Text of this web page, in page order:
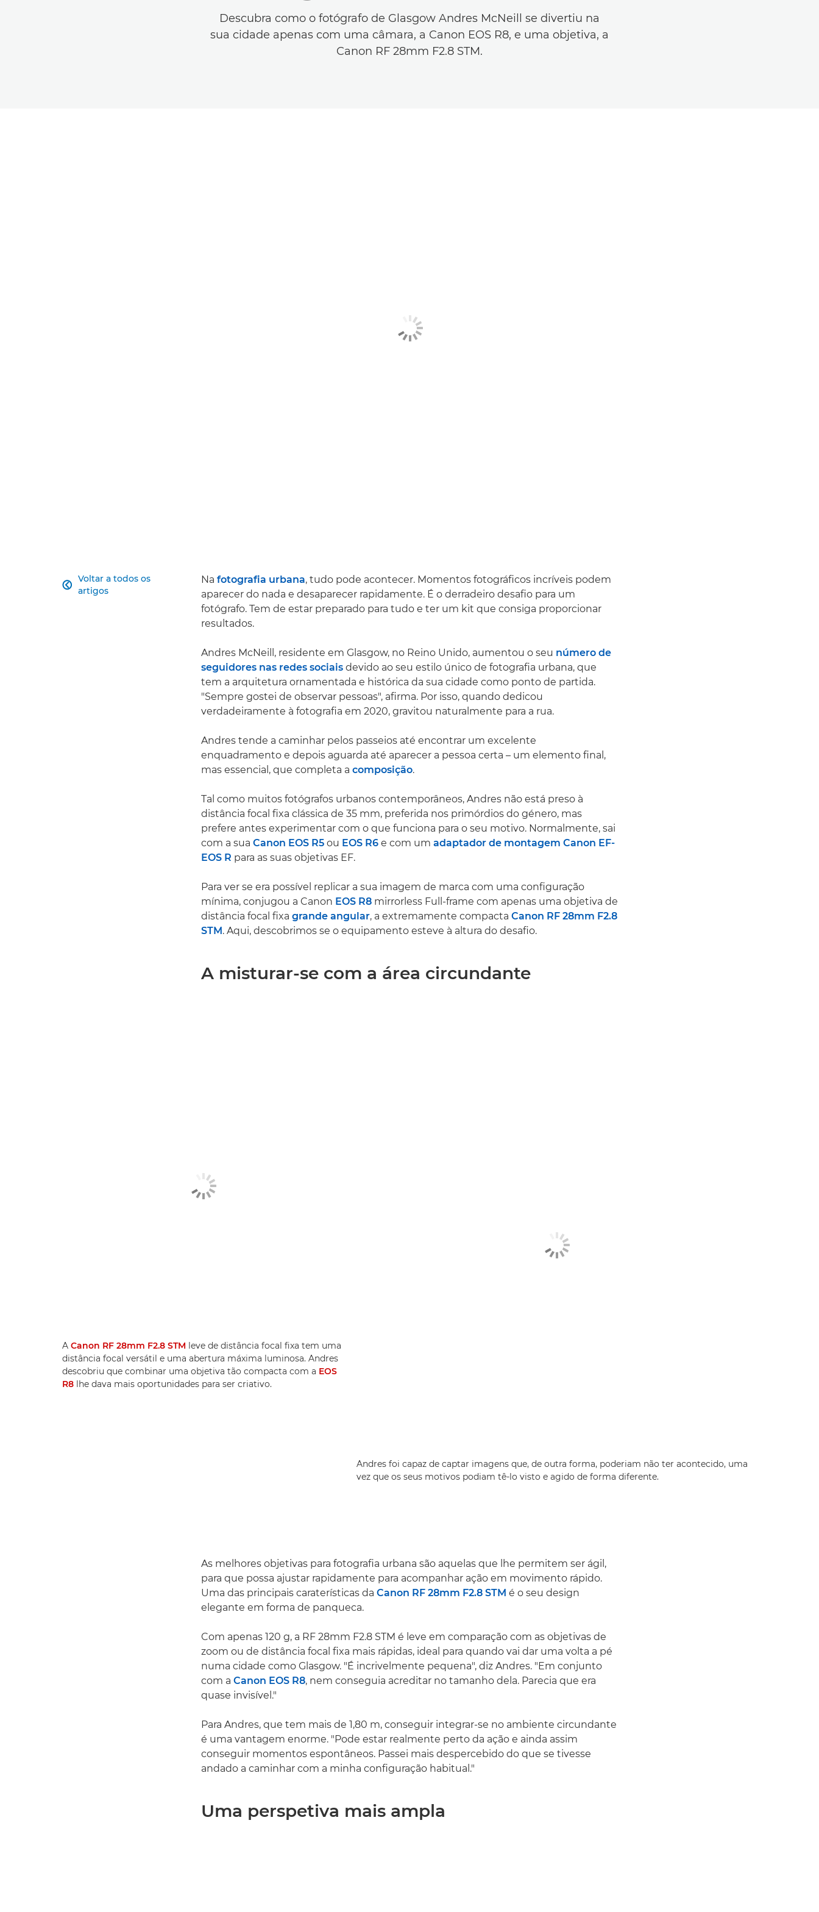
Descubra como o fotógrafo de Glasgow Andres McNeill se divertiu na
sua cidade apenas com uma câmara, a Canon EOS R8, e uma objetiva, a
Canon RF 28mm F2.8 STM.
Voltar a todos os
artigos
 Na fotografia urbana, tudo pode acontecer. Momentos fotográficos incríveis podem
aparecer do nada e desaparecer rapidamente. É o derradeiro desafio para um
fotógrafo. Tem de estar preparado para tudo e ter um kit que consiga proporcionar
resultados.
Andres McNeill, residente em Glasgow, no Reino Unido, aumentou o seu número de
seguidores nas redes sociais devido ao seu estilo único de fotografia urbana, que
tem a arquitetura ornamentada e histórica da sua cidade como ponto de partida.
"Sempre gostei de observar pessoas", afirma. Por isso, quando dedicou
verdadeiramente à fotografia em 2020, gravitou naturalmente para a rua.
Andres tende a caminhar pelos passeios até encontrar um excelente
enquadramento e depois aguarda até aparecer a pessoa certa – um elemento final,
mas essencial, que completa a composição.
Tal como muitos fotógrafos urbanos contemporâneos, Andres não está preso à
distância focal fixa clássica de 35 mm, preferida nos primórdios do género, mas
prefere antes experimentar com o que funciona para o seu motivo. Normalmente, sai
com a sua Canon EOS R5 ou EOS R6 e com um adaptador de montagem Canon EF-
EOS R para as suas objetivas EF.
Para ver se era possível replicar a sua imagem de marca com uma configuração
mínima, conjugou a Canon EOS R8 mirrorless Full-frame com apenas uma objetiva de
distância focal fixa grande angular, a extremamente compacta Canon RF 28mm F2.8
STM . Aqui, descobrimos se o equipamento esteve à altura do desafio.
A misturar-se com a área circundante
A Canon RF 28mm F2.8 STM leve de distância focal fixa tem uma
distância focal versátil e uma abertura máxima luminosa. Andres
descobriu que combinar uma objetiva tão compacta com a EOS
R8 lhe dava mais oportunidades para ser criativo.
Andres foi capaz de captar imagens que, de outra forma, poderiam não ter acontecido, uma
vez que os seus motivos podiam tê-lo visto e agido de forma diferente.
As melhores objetivas para fotografia urbana são aquelas que lhe permitem ser ágil,
para que possa ajustar rapidamente para acompanhar ação em movimento rápido.
Uma das principais caraterísticas da Canon RF 28mm F2.8 STM é o seu design
elegante em forma de panqueca.
Com apenas 120 g, a RF 28mm F2.8 STM é leve em comparação com as objetivas de
zoom ou de distância focal fixa mais rápidas, ideal para quando vai dar uma volta a pé
numa cidade como Glasgow. "É incrivelmente pequena", diz Andres. "Em conjunto
com a Canon EOS R8, nem conseguia acreditar no tamanho dela. Parecia que era
quase invisível."
Para Andres, que tem mais de 1,80 m, conseguir integrar-se no ambiente circundante
é uma vantagem enorme. "Pode estar realmente perto da ação e ainda assim
conseguir momentos espontâneos. Passei mais despercebido do que se tivesse
andado a caminhar com a minha configuração habitual."
Uma perspetiva mais ampla